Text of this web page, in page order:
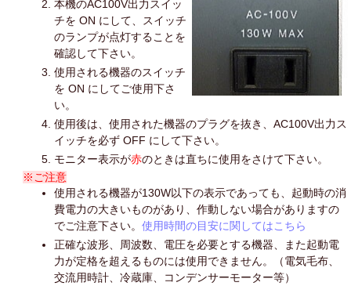
本機のAC100V出力スイッ
チを ON にして、スイッチ
のランプが点灯することを
確認して下さい。
使用される機器のスイッチ
を ON にしてご使用下さ
い。
使用後は、使用された機器のプラグを抜き、AC100V出力ス
イッチを必ず OFF にして下さい。
モニター表示が赤のときは直ちに使用をさけて下さい。
※ご注意
使用される機器が130W以下の表示であっても、起動時の消
費電力の大きいものがあり、作動しない場合がありますの
でご注意下さい。使用時間の目安に関してはこちら
正確な波形、周波数、電圧を必要とする機器、また起動電
力が定格を超えるものには使用できません。（電気毛布、
交流用時計、冷蔵庫、コンデンサーモーター等）